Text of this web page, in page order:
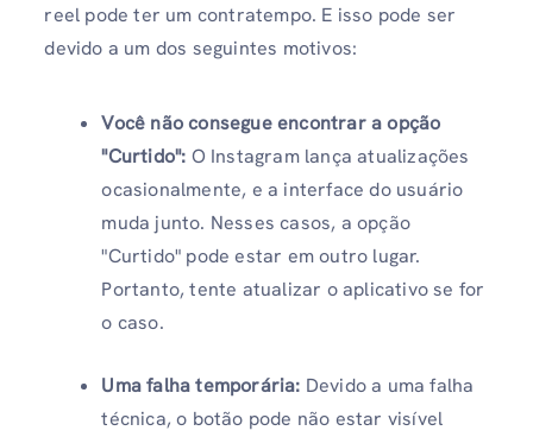
reel pode ter um contratempo. E isso pode ser
devido a um dos seguintes motivos:
Você não consegue encontrar a opção
"Curtido": O Instagram lança atualizações
ocasionalmente, e a interface do usuário
muda junto. Nesses casos, a opção
"Curtido" pode estar em outro lugar.
Portanto, tente atualizar o aplicativo se for
o caso.
Uma falha temporária: Devido a uma falha
técnica, o botão pode não estar visível